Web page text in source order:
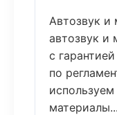
Автозвук и
автозвук и
с
по